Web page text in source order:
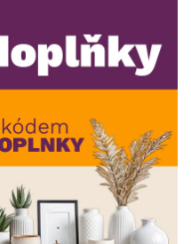
min. cm max.
cm max. cm
cm max. cm